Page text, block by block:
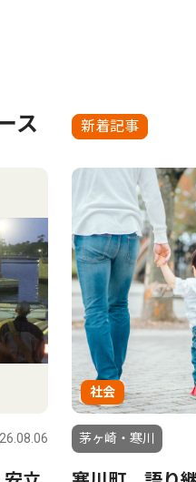
ス 新着記事
社会
茅ヶ崎・寒川